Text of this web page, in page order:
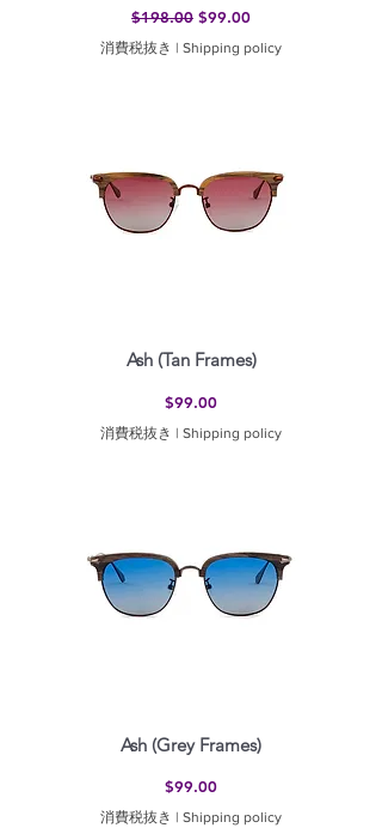
通常価格
$198.00 セール価格
$99.00
消費税抜き | Shipping policy
Ash (Tan Frames)
価格
$99.00
消費税抜き | Shipping policy
Ash (Grey Frames)
価格
$99.00
消費税抜き | Shipping policy